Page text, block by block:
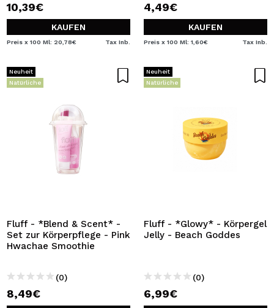
10,39€
KAUFEN
Preis x 100 Ml: 20,78€ Tax Inb.
4,49€
KAUFEN
Preis x 100 Ml: 1,60€ Tax Inb.
Neuheit
Natürliche
Fluff - *Blend & Scent* -
Set zur Körperpflege - Pink
Hwachae Smoothie
(0)
8,49€
Neuheit
Natürliche
Fluff - *Glowy* - Körpergel
Jelly - Beach Goddes
(0)
6,99€